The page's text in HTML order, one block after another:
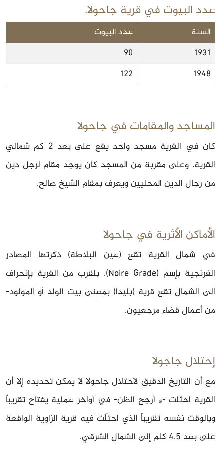
عدد البيوت في قرية جاحولا.
السنة
عدد البيوت
1931
90
1948
122
المساجد والمقامات في جاحولا
كان في القرية مسجد واحد يقع على بعد 2 كم شمالي
القرية. وعلى مقربة من المسجد كان يوجد مقام لرجل دين
من رجال الدين المحليين ويعرف بمقام الشيخ صالح.
الأماكن الأثرية في جاحولا
في شمال القرية تقع (عين البلاطة) ذكرتها المصادر
الفرنجية بإسم (Noire Grade). بلقرب من القرية بإنحراف
الى الشمال تقع قرية (بليدا) بمعنى بيت الولد أو المولود-
من أعمال قضاء مرجعيون.
إحتلال جاجولا
مع أن التاريخ الدقيق لاحتلال جاحولا لا يمكن تحديده إلا أن
القرية احثلت -ء أرجح الظن- في أواخر عملية يفتاح تقريباً
وبالوقت نفسه تقريباً الذي احتَلّت فيه قرية الزاوية الواقعة
على بعد 4.5 كلم إلى الشمال الشرقي.